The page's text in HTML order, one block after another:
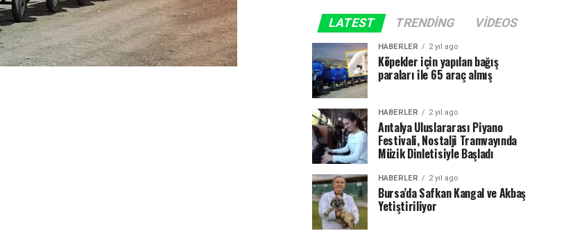
LATEST TRENDING VIDEOS
HABERLER 2 yıl ago
Köpekler için yapılan bağış
paraları ile 65 araç almış
HABERLER 2 yıl ago
Antalya Uluslararası Piyano
Festivali, Nostalji Tramvayında
Müzik Dinletisiyle Başladı
HABERLER 2 yıl ago
Bursa’da Safkan Kangal ve Akbaş
Yetiştiriliyor